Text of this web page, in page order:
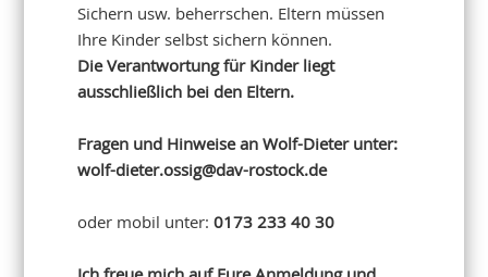
Sichern usw. beherrschen. Eltern müssen
Ihre Kinder selbst sichern können.
Die Verantwortung für Kinder liegt
ausschließlich bei den Eltern.
Fragen und Hinweise an Wolf-Dieter unter:
wolf-dieter.ossig@dav-rostock.de
oder mobil unter:0173 233 40 30